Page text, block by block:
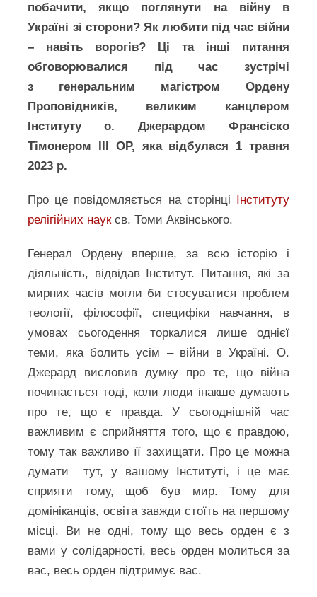
побачити, якщо поглянути на війну в
Україні зі сторони? Як любити під час війни
– навіть ворогів? Ці та інші питання
обговорювалися під час зустрічі
з генеральним магістром Ордену
Проповідників, великим канцлером
Інституту о. Джерардом Франсіско
Тімонером ІІІ ОР, яка відбулася 1 травня
2023 р.
Про це повідомляється на сторінці Інституту
релігійних науксв. Томи Аквінського.
Генерал Ордену вперше, за всю історію і
діяльність, відвідав Інститут. Питання, які за
мирних часів могли би стосуватися проблем
теології, філософії, специфіки навчання, в
умовах сьогодення торкалися лише однієї
теми, яка болить усім – війни в Україні. О.
Джерард висловив думку про те, що війна
починається тоді, коли люди інакше думають
про те, що є правда. У сьогоднішній час
важливим є сприйняття того, що є правдою,
тому так важливо її захищати. Про це можна
думати тут, у вашому Інституті, і це має
сприяти тому, щоб був мир. Тому для
домініканців, освіта завжди стоїть на першому
місці. Ви не одні, тому що весь орден є з
вами у солідарності, весь орден молиться за
вас, весь орден підтримує вас.